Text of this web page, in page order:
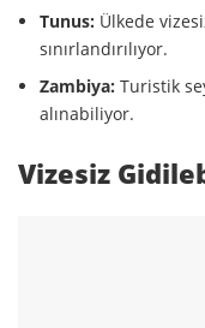
Tunus: Ülkede
sınırlandırılıyor.
Zambiya: Turistik
alınabiliyor.
Vizesiz